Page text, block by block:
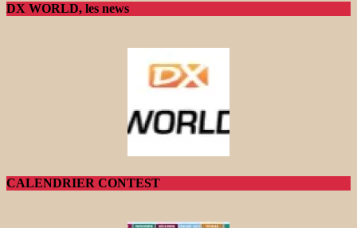
DX WORLD, les news
CALENDRIER CONTEST